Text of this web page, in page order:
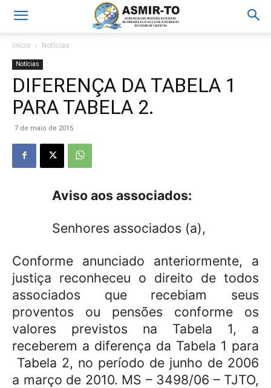
Início Notícias
Notícias
DIFERENÇA DA TABELA 1
PARA TABELA 2.
7 de maio de 2015
Aviso aos associados:
Senhores associados (a),
Conforme anunciado anteriormente, a
justiça reconheceu o direito de todos
associados que recebiam seus
proventos ou pensões conforme os
valores previstos na Tabela 1, a
receberem a diferença da Tabela 1 para
Tabela 2, no período de junho de 2006
a março de 2010. MS – 3498/06 – TJTO,